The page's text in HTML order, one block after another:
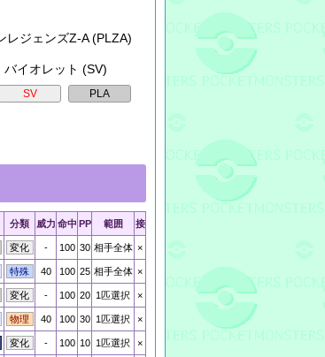
ジェンズZ-A (PLZA)
バイオレット (SV)
分類 威力 命中 PP 範囲 接
変化 - 100 30 相手全体 ×
特殊 40 100 25 相手全体 ×
変化 - 100 20 1匹選択 ×
物理 40 100 30 1匹選択 ×
変化 - 100 10 1匹選択 ×